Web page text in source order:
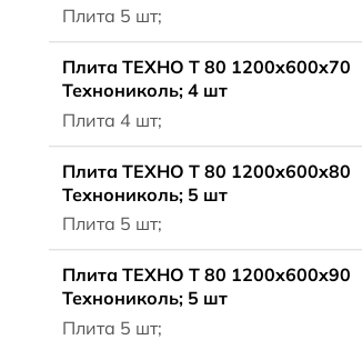
Плита 5 шт;
Плита ТЕХНО Т 80 1200x600x70
Технониколь; 4 шт
Плита 4 шт;
Плита ТЕХНО Т 80 1200x600x80
Технониколь; 5 шт
Плита 5 шт;
Плита ТЕХНО Т 80 1200x600x90
Технониколь; 5 шт
Плита 5 шт;